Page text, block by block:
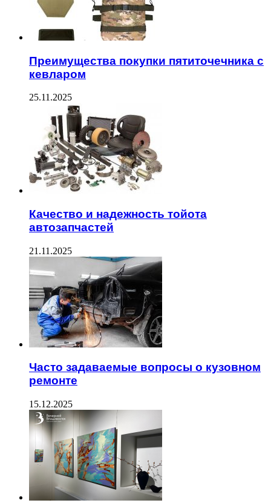
Преимущества покупки пятиточечника с
кевларом
25.11.2025
Качество и надежность тойота
автозапчастей
21.11.2025
Часто задаваемые вопросы о кузовном
ремонте
15.12.2025